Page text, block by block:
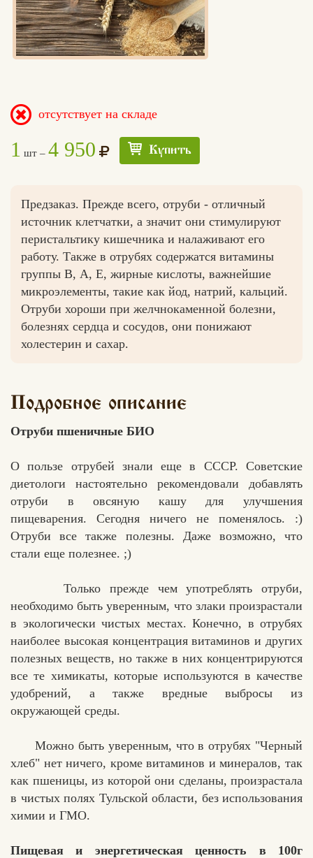
Едлин
отсутствует на складе
1 шт – 4 950 Купить
Предзаказ. Прежде всего, отруби - отличный
источник клетчатки, а значит они стимулируют
перистальтику кишечника и налаживают его
работу. Также в отрубях содержатся витамины
группы В, А, Е, жирные кислоты, важнейшие
микроэлементы, такие как йод, натрий, кальций.
Отруби хороши при желчнокаменной болезни,
болезнях сердца и сосудов, они понижают
холестерин и сахар.
Подробное описание
Отруби пшеничные БИО
О пользе отрубей знали еще в СССР. Советские
диетологи настоятельно рекомендовали добавлять
отруби в овсяную кашу для улучшения
пищеварения. Сегодня ничего не поменялось. :)
Отруби все также полезны. Даже возможно, что
стали еще полезнее. ;)
Только прежде чем употреблять отруби,
необходимо быть уверенным, что злаки произрастали
в экологически чистых местах. Конечно, в отрубях
наиболее высокая концентрация витаминов и других
полезных веществ, но также в них концентрируются
все те химикаты, которые используются в качестве
удобрений, а также вредные выбросы из
окружающей среды.
Можно быть уверенным, что в отрубях "Черный
хлеб" нет ничего, кроме витаминов и минералов, так
как пшеницы, из которой они сделаны, произрастала
в чистых полях Тульской области, без использования
химии и ГМО.
Пищевая и энергетическая ценность в 100г